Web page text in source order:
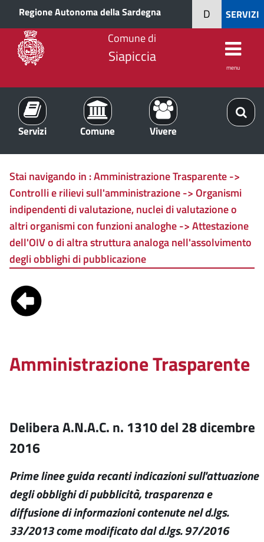
Regione Autonoma della Sardegna SERVIZI
D
Comune di
Siapiccia
menu
Servizi Comune Vivere
Stai navigando in :Amministrazione Trasparente ->
Controlli e rilievi sull'amministrazione -> Organismi
indipendenti di valutazione, nuclei di valutazione o
altri organismi con funzioni analoghe -> Attestazione
dell'OIV o di altra struttura analoga nell'assolvimento
degli obblighi di pubblicazione
Amministrazione Trasparente
Delibera A.N.A.C. n. 1310 del 28 dicembre
2016
Prime linee guida recanti indicazioni sull'attuazione
degli obblighi di pubblicità, trasparenza e
diffusione di informazioni contenute nel d.lgs.
33/2013 come modificato dal d.lgs. 97/2016